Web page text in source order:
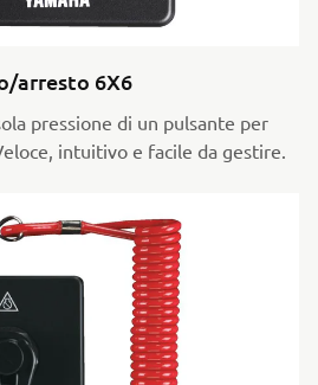
arresto 6X6
pressione di un pulsante per
intuitivo e facile da gestire.